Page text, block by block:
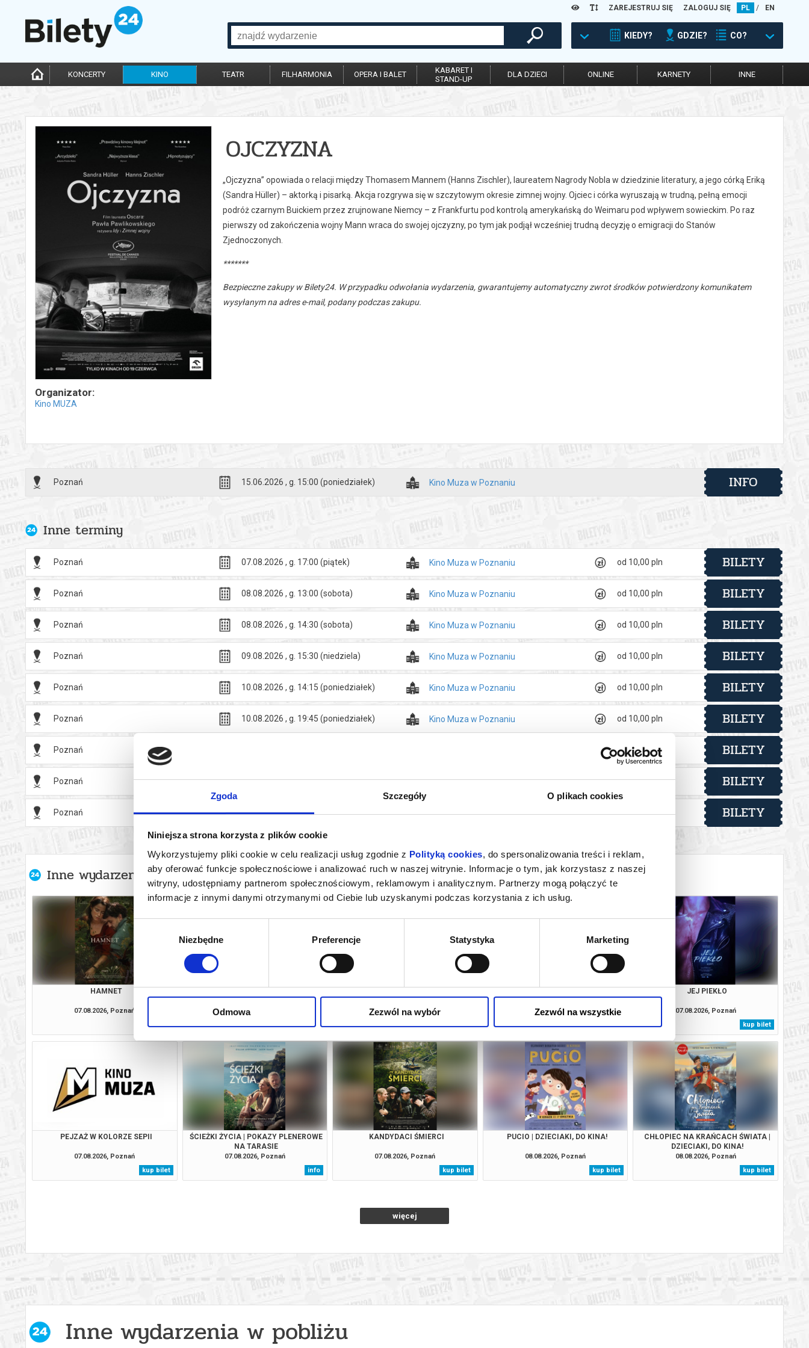
Zgoda Szczegóły O plikach cookies
Niniejsza strona korzysta z plików cookie
Wykorzystujemy pliki cookie w celu realizacji usług zgodnie z Polityką cookies, do spersonalizowania treści i reklam,
aby oferować funkcje społecznościowe i analizować ruch w naszej witrynie. Informacje o tym, jak korzystasz z naszej
witryny, udostępniamy partnerom społecznościowym, reklamowym i analitycznym. Partnerzy mogą połączyć te
informacje z innymi danymi otrzymanymi od Ciebie lub uzyskanymi podczas korzystania z ich usług.
Wybór
Niezbędne Preferencje Statystyka Marketing
Odmowa Zezwól na wybór Zezwól na wszystkie
ZAREJESTRUJ SIĘ ZALOGUJ SIĘ PL / EN
KIEDY? GDZIE? CO?
KONCERTY KINO TEATR FILHARMONIA OPERA I BALET
KABARET I
STAND-UP
DLA DZIECI ONLINE KARNETY INNE
Organizator:
Kino MUZA
OJCZYZNA
„Ojczyzna” opowiada o relacji między Thomasem Mannem (Hanns Zischler), laureatem Nagrody Nobla w dziedzinie literatury, a jego córką Eriką
(Sandra Hüller) – aktorką i pisarką. Akcja rozgrywa się w szczytowym okresie zimnej wojny. Ojciec i córka wyruszają w trudną, pełną emocji
podróż czarnym Buickiem przez zrujnowane Niemcy – z Frankfurtu pod kontrolą amerykańską do Weimaru pod wpływem sowieckim. Po raz
pierwszy od zakończenia wojny Mann wraca do swojej ojczyzny, po tym jak podjął wcześniej trudną decyzję o emigracji do Stanów
Zjednoczonych.
*******
Bezpieczne zakupy w Bilety24. W przypadku odwołania wydarzenia, gwarantujemy automatyczny zwrot środków potwierdzony komunikatem
wysyłanym na adres e-mail, podany podczas zakupu.
Poznań 15.06.2026 , g. 15:00 (poniedziałek) Kino Muza w Poznaniu INFO
Inne terminy
Poznań 07.08.2026 , g. 17:00 (piątek) Kino Muza w Poznaniu od 10,00 pln BILETY
Poznań 08.08.2026 , g. 13:00 (sobota) Kino Muza w Poznaniu od 10,00 pln BILETY
Poznań 08.08.2026 , g. 14:30 (sobota) Kino Muza w Poznaniu od 10,00 pln BILETY
Poznań 09.08.2026 , g. 15:30 (niedziela) Kino Muza w Poznaniu od 10,00 pln BILETY
Poznań 10.08.2026 , g. 14:15 (poniedziałek) Kino Muza w Poznaniu od 10,00 pln BILETY
Poznań 10.08.2026 , g. 19:45 (poniedziałek) Kino Muza w Poznaniu od 10,00 pln BILETY
Poznań od 10,00 pln BILETY
Poznań 12.08.2026 , g. 15:15(środa) Kino Muza w Poznaniu od 10,00 pln BILETY
Poznań 13.08.2026 , g. 16:45(czwartek) Kino Muza w Poznaniu od 10,00 pln BILETY
Inne wydarzenia organizatora
HAMNET
07.08.2026, Poznań
kup bilet
07.08.2026, Poznań
kup bilet
07.08.2026, Poznań
kup bilet
07.08.2026, Poznań
kup bilet
JEJ PIEKŁO
07.08.2026, Poznań
kup bilet
PEJZAŻ W KOLORZE SEPII
07.08.2026, Poznań
kup bilet
ŚCIEŻKI ŻYCIA | POKAZY PLENEROWE
NA TARASIE
07.08.2026, Poznań
info
KANDYDACI ŚMIERCI
07.08.2026, Poznań
kup bilet
PUCIO | DZIECIAKI, DO KINA!
08.08.2026, Poznań
kup bilet
CHŁOPIEC NA KRAŃCACH ŚWIATA |
DZIECIAKI, DO KINA!
08.08.2026, Poznań
kup bilet
więcej
Inne wydarzenia w pobliżu